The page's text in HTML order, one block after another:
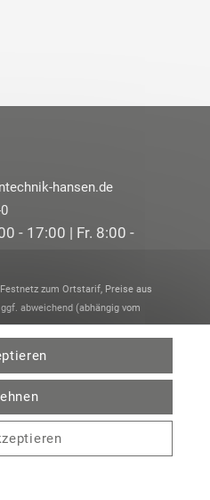
hansen.de
- 17:00 | Fr. 8:00 -
zum Ortstarif, Preise aus
abweichend (abhängig vom